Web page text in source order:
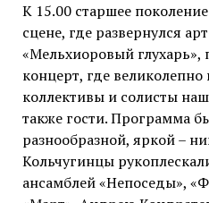
К 15.00 старшее
сцене, где развернулся
«Мельхиоровый
концерт, где
коллективы и солисты
также гости. Программа
разнообразной, яркой –
Кольчугинцы
ансамблей «Непоседы»,